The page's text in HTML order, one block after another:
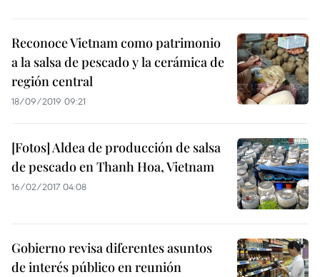
Reconoce Vietnam como patrimonio
a la salsa de pescado y la cerámica de
región central
18/09/2019 09:21
[Fotos] Aldea de producción de salsa
de pescado en Thanh Hoa, Vietnam
16/02/2017 04:08
Gobierno revisa diferentes asuntos
de interés público en reunión